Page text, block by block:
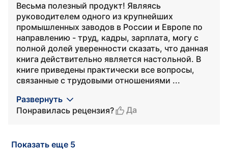
Весьма полезный продукт! Являясь
руководителем одного из крупнейших
промышленных заводов в России и Европе по
направлению - труд, кадры, зарплата, могу с
полной долей уверенности сказать, что данная
книга действительно является настольной. В
книге приведены практически все вопросы,
связанные с трудовыми отношениями ...
Развернуть
Понравилась рецензия?
Да
Показать еще 5